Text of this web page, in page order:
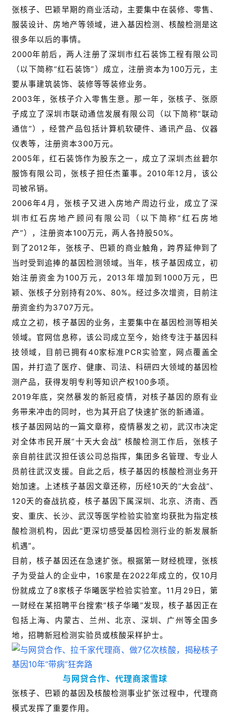
张核子、巴颖早期的商业活动，主要集中在装修、零售、
服装设计、房地产等领域，进入基因检测、核酸检测是这
很多年以后的事情。
2000年前后，两人注册了深圳市红石装饰工程有限公司
（以下简称“红石装饰”）成立，注册资本为100万元，主
要从事建筑装饰、装修等等装修业务。
2003年，张核子介入零售生意。那一年，张核子、张原
子成立了深圳市联动通信发展有限公司（以下简称“联动
通信”），经营产品包括计算机软硬件、通讯产品、仪器
仪表等，注册资本300万元。
2005年，红石装饰作为股东之一，成立了深圳杰丝碧尔
服饰有限公司，张核子担任杰董事。2010年12月，该公
司被吊销。
2006年4月，张核子又进入房地产周边行业，成立了深
圳市红石房地产顾问有限公司（以下简称“红石房地
产”），注册资本100万元，两人各持股50%。
到了2012年，张核子、巴颖的商业触角，跨界延伸到了
当时受到追捧的基因检测领域。当年，核子基因成立，初
始注册资金为100万元，2013年增加到1000万元，巴
颖、张核子分别持有20%、80%。经过多次增资，目前注
册资金约为3707万元。
成立之初，核子基因的业务，主要集中在基因检测等相关
领域。官网信息称，该公司成立至今，始终专注于基因科
技领域，目前已拥有40家标准PCR实验室，网点覆盖全
国，并打造了医疗、健康、司法、科研四大领域的基因检
测产品，获得发明专利等知识产权100多项。
2019年底，突然暴发的新冠疫情，对核子基因的原有业
务带来冲击的同时，也为其开启了快速扩张的新通道。
核子基因网站的一篇文章称，疫情暴发之初，武汉市决定
对全体市民开展“十天大会战” 核酸检测工作后，张核子
亲自前往武汉担任该公司总指挥，集团多名管理、专业人
员前往武汉支援。自此之后，核子基因的核酸检测业务开
始加速。上述核子基因文章还称，历经10天的“大会战”、
120天的奋战抗疫，核子基因下属深圳、北京、济南、西
安、重庆、长沙、武汉等医学检验实验室均获批为指定核
酸检测机构，因此“更深切感受基因检测行业的新发展新
机遇”。
目前，核子基因还在急速扩张。根据第一财经梳理，张核
子为受益人的企业中，16家是在2022年成立的，仅10月
份就成立了8家核子华曦医学检验实验室。11月29日，第
一财经在某招聘平台搜索“核子华曦”发现，核子基因正在
包括上海、内蒙古、兰州、北京、深圳、广州等全国多
地，招聘新冠检测实验员或核酸采样护士。
与网贷合作、代理商滚雪球
张核子、巴颖的基因及核酸检测事业扩张过程中，代理商
模式发挥了重要作用。